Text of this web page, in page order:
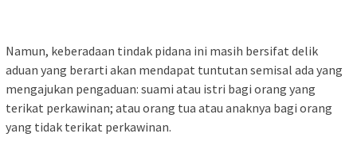
Namun, keberadaan tindak pidana ini masih bersifat delik
aduan yang berarti akan mendapat tuntutan semisal ada yang
mengajukan pengaduan: suami atau istri bagi orang yang
terikat perkawinan; atau orang tua atau anaknya bagi orang
yang tidak terikat perkawinan.